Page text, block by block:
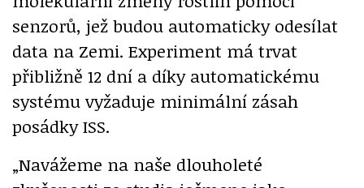
senzorů, jež budou automaticky odesílat
data na Zemi. Experiment má trvat
přibližně 12 dní a díky automatickému
systému vyžaduje minimální zásah
posádky ISS.
„Navážeme na naše dlouholeté